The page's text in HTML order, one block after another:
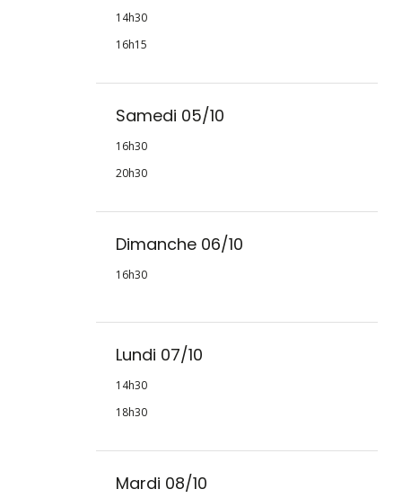
14h30
16h15
Samedi 05/10
16h30
20h30
Dimanche 06/10
16h30
Lundi 07/10
14h30
18h30
Mardi 08/10